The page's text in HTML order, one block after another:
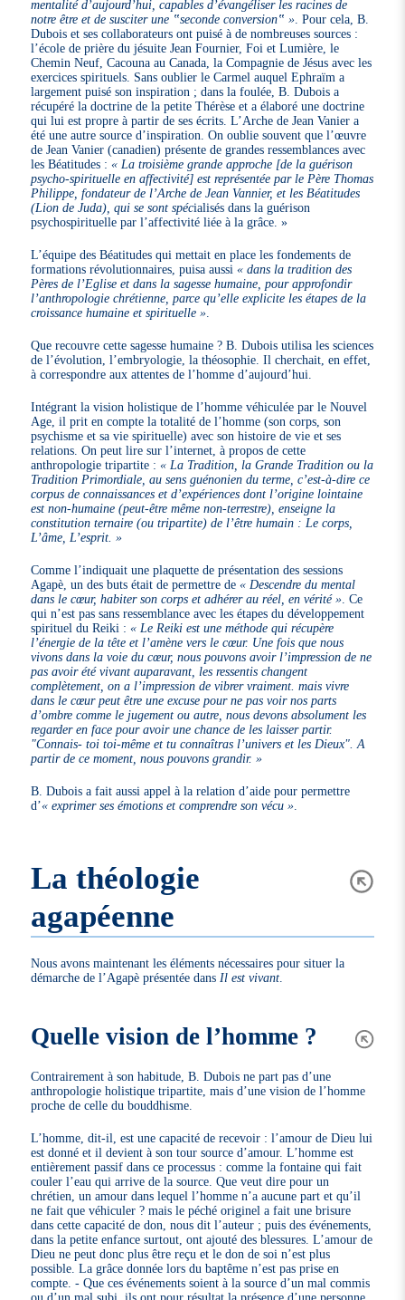
mentalité d’aujourd’hui, capables d’évangéliser les racines de
notre être et de susciter une ‟seconde conversion‟ » . Pour cela, B.
Dubois et ses collaborateurs ont puisé à de nombreuses sources :
l’école de prière du jésuite Jean Fournier, Foi et Lumière, le
Chemin Neuf, Cacouna au Canada, la Compagnie de Jésus avec les
exercices spirituels. Sans oublier le Carmel auquel Ephraïm a
largement puisé son inspiration ; dans la foulée, B. Dubois a
récupéré la doctrine de la petite Thérèse et a élaboré une doctrine
qui lui est propre à partir de ses écrits. L’Arche de Jean Vanier a
été une autre source d’inspiration. On oublie souvent que l’œuvre
de Jean Vanier (canadien) présente de grandes ressemblances avec
les Béatitudes :« La troisième grande approche [de la guérison
psycho-spirituelle en affectivité] est représentée par le Père Thomas
Philippe, fondateur de l’Arche de Jean Vannier, et les Béatitudes
(Lion de Juda), qui se sont spécialisés dans la guérison
psychospirituelle par l’affectivité liée à la grâce. »
L’équipe des Béatitudes qui mettait en place les fondements de
formations révolutionnaires, puisa aussi« dans la tradition des
Pères de l’Eglise et dans la sagesse humaine, pour approfondir
l’anthropologie chrétienne, parce qu’elle explicite les étapes de la
croissance humaine et spirituelle »
Que recouvre cette sagesse humaine ? B. Dubois utilisa les sciences
de l’évolution, l’embryologie, la théosophie. Il cherchait, en effet,
à correspondre aux attentes de l’homme d’aujourd’hui.
Intégrant la vision holistique de l’homme véhiculée par le Nouvel
Age, il prit en compte la totalité de l’homme (son corps, son
psychisme et sa vie spirituelle) avec son histoire de vie et ses
relations. On peut lire sur l’internet, à propos de cette
anthropologie tripartite :« La Tradition, la Grande Tradition ou la
Tradition Primordiale, au sens guénonien du terme, c’est-à-dire ce
corpus de connaissances et d’expériences dont l’origine lointaine
est non-humaine (peut-être même non-terrestre), enseigne la
constitution ternaire (ou tripartite) de l’être humain : Le corps,
L’âme, L’esprit. »
Comme l’indiquait une plaquette de présentation des sessions
Agapè, un des buts était de permettre de« Descendre du mental
dans le cœur, habiter son corps et adhérer au réel, en vérité » . Ce
qui n’est pas sans ressemblance avec les étapes du développement
spirituel du Reiki :« Le Reiki est une méthode qui récupère
l’énergie de la tête et l’amène vers le cœur. Une fois que nous
vivons dans la voie du cœur, nous pouvons avoir l’impression de ne
pas avoir été vivant auparavant, les ressentis changent
complètement, on a l’impression de vibrer vraiment. mais vivre
dans le cœur peut être une excuse pour ne pas voir nos parts
d’ombre comme le jugement ou autre, nous devons absolument les
regarder en face pour avoir une chance de les laisser partir.
"Connais- toi toi-même et tu connaîtras l’univers et les Dieux". A
partir de ce moment, nous pouvons grandir. »
B. Dubois a fait aussi appel à la relation d’aide pour permettre
d’« exprimer ses émotions et comprendre son vécu »
La théologie
agapéenne
Nous avons maintenant les éléments nécessaires pour situer la
démarche de l’Agapè présentée dansIl est vivant.
Quelle vision de l’homme ?
Contrairement à son habitude, B. Dubois ne part pas d’une
anthropologie holistique tripartite, mais d’une vision de l’homme
proche de celle du bouddhisme.
L’homme, dit-il, est une capacité de recevoir : l’amour de Dieu lui
est donné et il devient à son tour source d’amour. L’homme est
entièrement passif dans ce processus : comme la fontaine qui fait
couler l’eau qui arrive de la source. Que veut dire pour un
chrétien, un amour dans lequel l’homme n’a aucune part et qu’il
ne fait que véhiculer ? mais le péché originel a fait une brisure
dans cette capacité de don, nous dit l’auteur ; puis des événements,
dans la petite enfance surtout, ont ajouté des blessures. L’amour de
Dieu ne peut donc plus être reçu et le don de soi n’est plus
possible. La grâce donnée lors du baptême n’est pas prise en
compte. - Que ces événements soient à la source d’un mal commis